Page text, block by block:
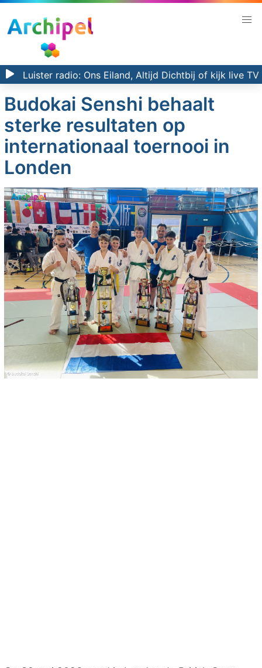
Luister radio: Ons Eiland, Altijd Dichtbij of kijk live TV
Budokai Senshi behaalt
sterke resultaten op
internationaal toernooi in
Londen